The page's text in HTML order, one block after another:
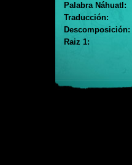
Palabra Náhuatl:
Traducción:
Descomposición:
Raiz 1: